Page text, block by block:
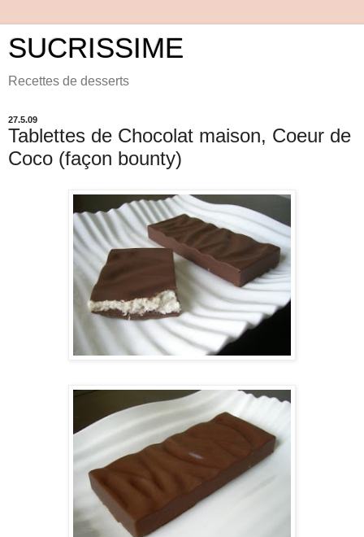
SUCRISSIME
Recettes de desserts
27.5.09
Tablettes de Chocolat maison, Coeur de
Coco (façon bounty)